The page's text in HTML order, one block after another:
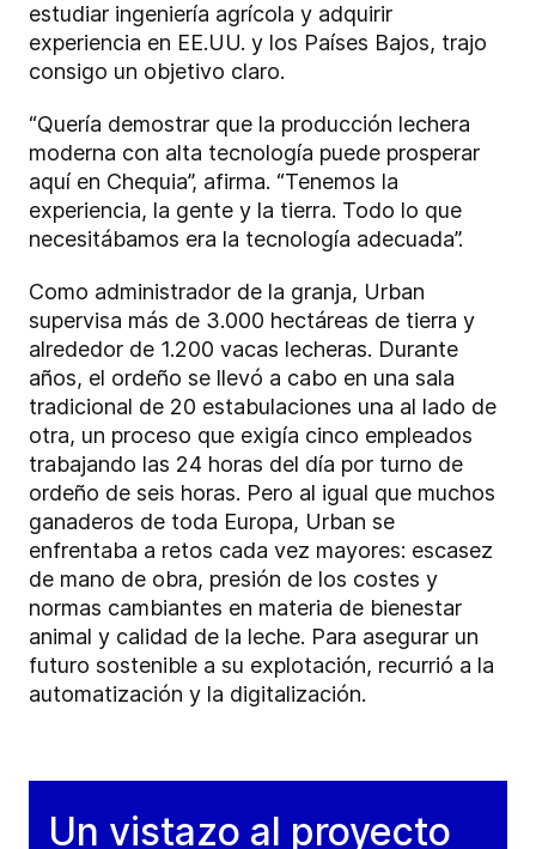
estudiar ingeniería agrícola y adquirir
experiencia en EE.UU. y los Países Bajos, trajo
consigo un objetivo claro.
“Quería demostrar que la producción lechera
moderna con alta tecnología puede prosperar
aquí en Chequia”, afirma. “Tenemos la
experiencia, la gente y la tierra. Todo lo que
necesitábamos era la tecnología adecuada”.
Como administrador de la granja, Urban
supervisa más de 3.000 hectáreas de tierra y
alrededor de 1.200 vacas lecheras. Durante
años, el ordeño se llevó a cabo en una sala
tradicional de 20 estabulaciones una al lado de
otra, un proceso que exigía cinco empleados
trabajando las 24 horas del día por turno de
ordeño de seis horas. Pero al igual que muchos
ganaderos de toda Europa, Urban se
enfrentaba a retos cada vez mayores: escasez
de mano de obra, presión de los costes y
normas cambiantes en materia de bienestar
animal y calidad de la leche. Para asegurar un
futuro sostenible a su explotación, recurrió a la
automatización y la digitalización.
Un vistazo al proyecto